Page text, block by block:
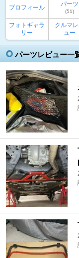
プロフィール パーツ
(51)
フォトギャラ
リー
クルマ
ュー
パーツレビュー一